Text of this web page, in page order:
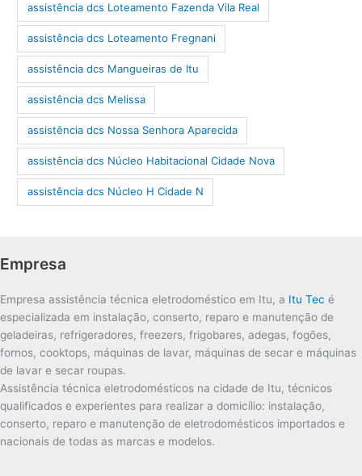
assistência dcs Loteamento Fazenda Vila Real
assistência dcs Loteamento Fregnani
assistência dcs Mangueiras de Itu
assistência dcs Melissa
assistência dcs Nossa Senhora Aparecida
assistência dcs Núcleo Habitacional Cidade Nova
assistência dcs Núcleo H Cidade N
Empresa
Empresa assistência técnica eletrodoméstico em Itu, a Itu Tec é
especializada em instalação, conserto, reparo e manutenção de
geladeiras, refrigeradores, freezers, frigobares, adegas, fogões,
fornos, cooktops, máquinas de lavar, máquinas de secar e máquinas
de lavar e secar roupas.
Assistência técnica eletrodomésticos na cidade de Itu, técnicos
qualificados e experientes para realizar a domicílio: instalação,
conserto, reparo e manutenção de eletrodomésticos importados e
nacionais de todas as marcas e modelos.